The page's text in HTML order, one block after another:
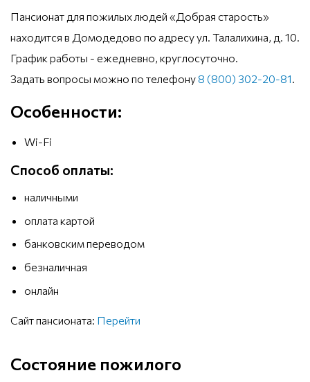
Пансионат для пожилых людей «Добрая старость»
находится в Домодедово по адресу ул. Талалихина, д. 10.
График работы - ежедневно, круглосуточно.
Задать вопросы можно по телефону 8 (800) 302-20-81
Особенности:
Wi-Fi
Способ оплаты:
наличными
оплата картой
банковским переводом
безналичная
онлайн
Сайт пансионата: Перейти
Состояние пожилого